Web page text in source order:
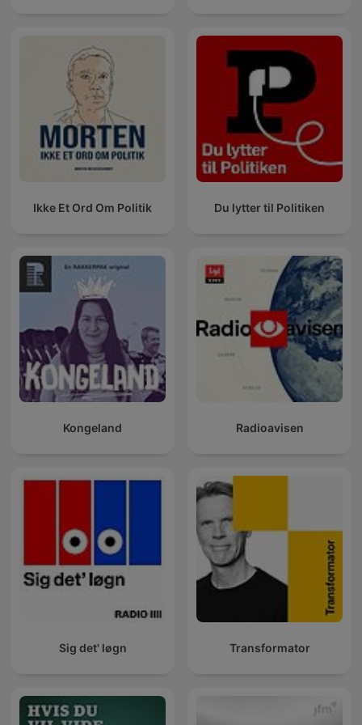
Ikke Et Ord Om Politik Du lytter til Politiken
Kongeland Radioavisen
Sig det' løgn Transformator